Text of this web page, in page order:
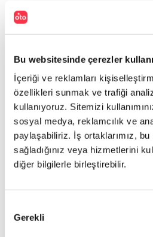
Bu websitesinde çerezler
İçeriği ve reklamları
özellikleri sunmak ve trafiği
kullanıyoruz. Sitemizi
sosyal medya, reklamcılık ve
paylaşabiliriz. İş ortaklarımız,
sağladığınız veya hizmetlerini
diğer bilgilerle birleştirebilir.
Seçimi
Gerekli
boyunca
konforunuzun
olması
gerektiği
anlamına
gelir
çünkü
uzun
yolculuklar
keyifli
olduğu
yorucudur
Alanınızın